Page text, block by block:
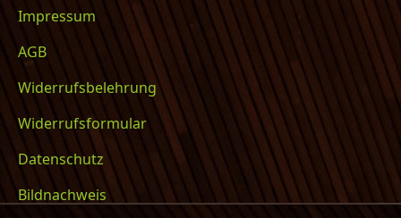
Impressum
AGB
Widerrufsbelehrung
Widerrufsformular
Datenschutz
Bildnachweis